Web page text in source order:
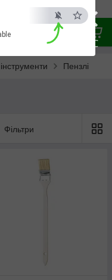
×
ESC
Пензлі
Фільтри